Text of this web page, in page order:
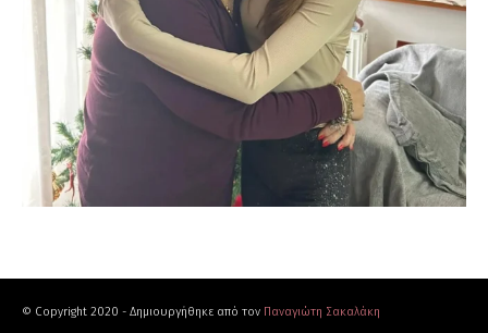
© Copyright 2020 - Δημιουργήθηκε από τον Παναγιώτη Σακαλάκη